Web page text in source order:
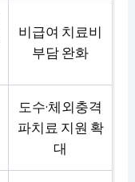
비급여 치료비
부담 완화
도수·체외충격
파치료 지원 확
대